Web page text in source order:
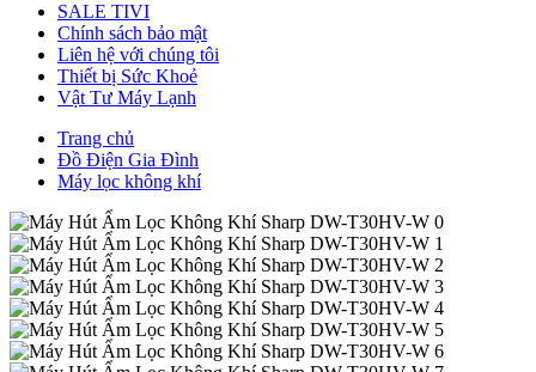
SALE TIVI
Chính sách bảo mật
Liên hệ với chúng tôi
Thiết bị Sức Khoẻ
Vật Tư Máy Lạnh
Trang chủ
Đồ Điện Gia Đình
Máy lọc không khí